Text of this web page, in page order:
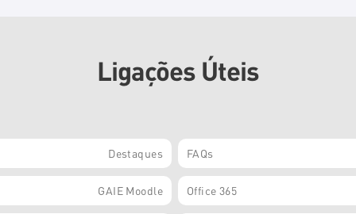
Ligações Úteis
Destaques FAQs
GAIE Moodle Office 365